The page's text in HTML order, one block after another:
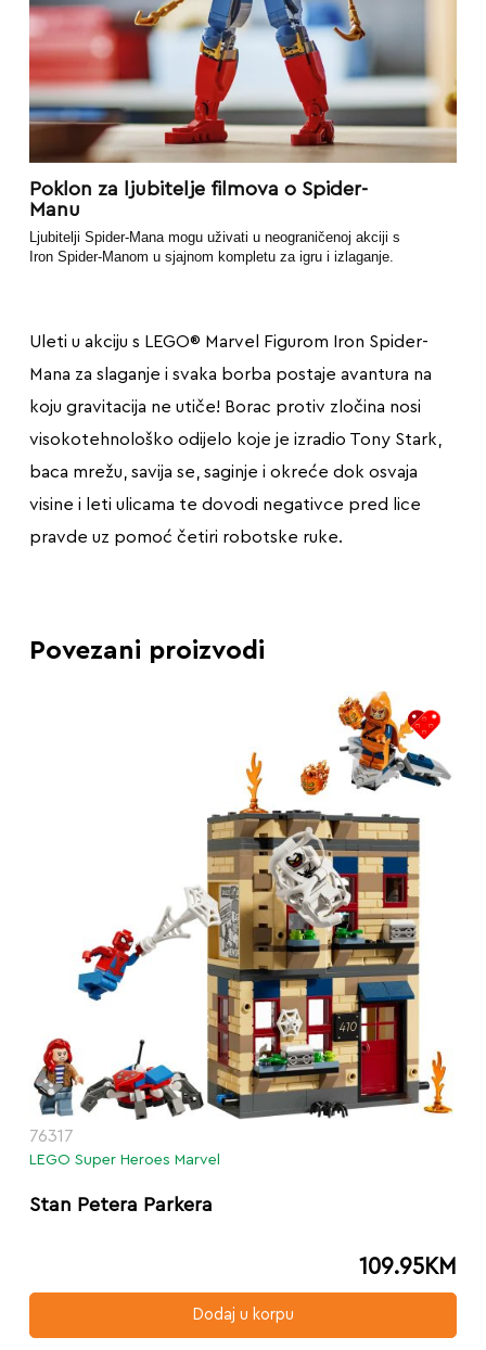
Poklon za ljubitelje filmova o Spider-
Manu
Ljubitelji Spider-Mana mogu uživati u neograničenoj akciji s
Iron Spider-Manom u sjajnom kompletu za igru i izlaganje.
Uleti u akciju s LEGO® Marvel Figurom Iron Spider-
Mana za slaganje i svaka borba postaje avantura na
koju gravitacija ne utiče! Borac protiv zločina nosi
visokotehnološko odijelo koje je izradio Tony Stark,
baca mrežu, savija se, saginje i okreće dok osvaja
visine i leti ulicama te dovodi negativce pred lice
pravde uz pomoć četiri robotske ruke.
Povezani proizvodi
76317
LEGO Super Heroes Marvel
Stan Petera Parkera
109.95KM
Dodaj u korpu